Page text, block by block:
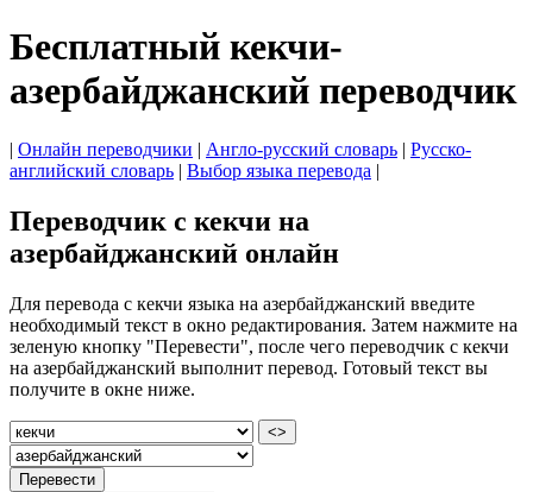
Бесплатный кекчи-
азербайджанский переводчик
| Онлайн переводчики | Англо-русский словарь | Русско-
английский словарь | Выбор языка перевода |
Переводчик с кекчи на
азербайджанский онлайн
Для перевода с кекчи языка на азербайджанский введите
необходимый текст в окно редактирования. Затем нажмите на
зеленую кнопку "Перевести", после чего переводчик с кекчи
на азербайджанский выполнит перевод. Готовый текст вы
получите в окне ниже.
<>
Перевести